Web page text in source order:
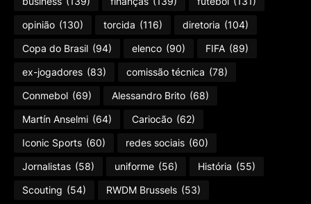
opinião (130) torcida (116) diretoria (104)
Copa do Brasil (94) elenco (90) FIFA (89)
ex-jogadores (83) comissão técnica (78)
Conmebol (69) Alessandro Brito (68)
Martín Anselmi (64) Cariocão (62)
Iconic Sports (60) redes sociais (60)
Jornalistas (58) uniforme (56) História (55)
Scouting (54) RWDM Brussels (53)